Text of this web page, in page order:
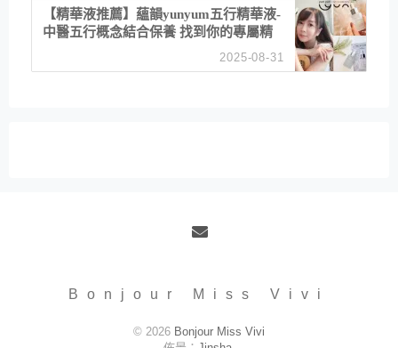
【精華液推薦】蘊韻yunyum五行精華液-
中醫五行概念結合保養 找到你的專屬精
華！ 水㊀土㊀就選「潤・賦精華」維持
2025-08-31
Bonjour Miss Vivi
© 2026 Bonjour Miss Vivi